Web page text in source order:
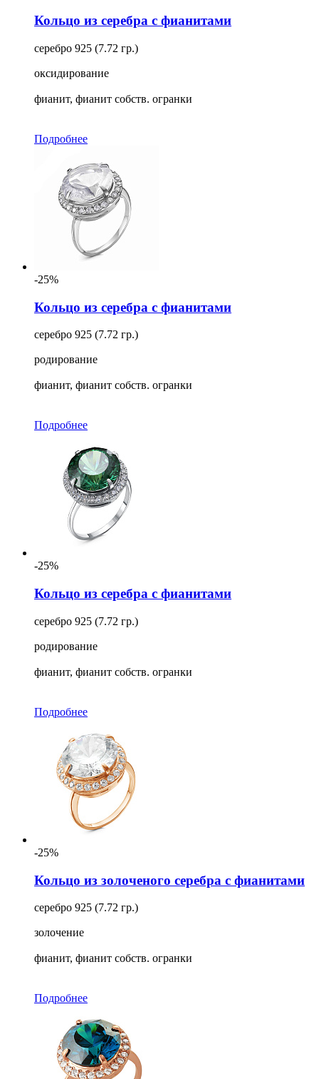
Кольцо из серебра с фианитами
серебро 925 (7.72 гр.)
оксидирование
фианит, фианит собств. огранки
Подробнее
-25%
Кольцо из серебра с фианитами
серебро 925 (7.72 гр.)
родирование
фианит, фианит собств. огранки
Подробнее
-25%
Кольцо из серебра с фианитами
серебро 925 (7.72 гр.)
родирование
фианит, фианит собств. огранки
Подробнее
-25%
Кольцо из золоченого серебра с фианитами
серебро 925 (7.72 гр.)
золочение
фианит, фианит собств. огранки
Подробнее